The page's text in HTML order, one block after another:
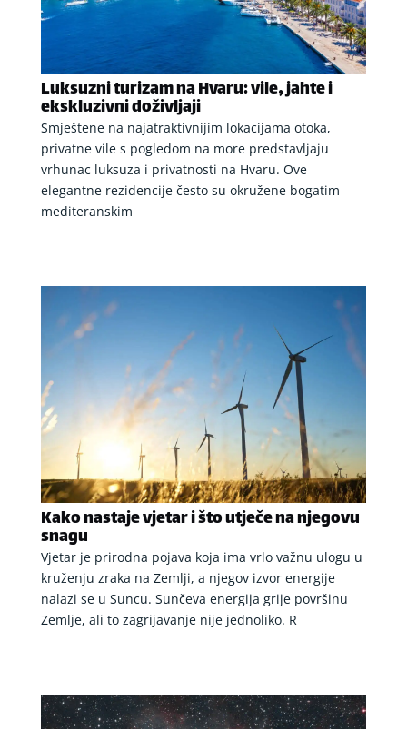
Luksuzni turizam na Hvaru: vile, jahte i
ekskluzivni doživljaji
Smještene na najatraktivnijim lokacijama otoka,
privatne vile s pogledom na more predstavljaju
vrhunac luksuza i privatnosti na Hvaru. Ove
elegantne rezidencije često su okružene bogatim
mediteranskim
Kako nastaje vjetar i što utječe na njegovu
snagu
Vjetar je prirodna pojava koja ima vrlo važnu ulogu u
kruženju zraka na Zemlji, a njegov izvor energije
nalazi se u Suncu. Sunčeva energija grije površinu
Zemlje, ali to zagrijavanje nije jednoliko. R